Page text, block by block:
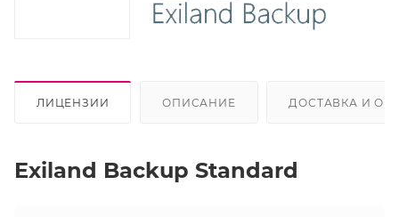
ЛИЦЕНЗИИ ОПИСАНИЕ ДОСТАВКА И
Exiland Backup Standard